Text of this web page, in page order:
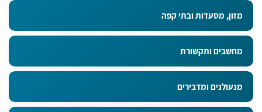
מזון, מסעדות ובתי קפה
מחשבים ותקשורת
מנעולנים ומדבירים